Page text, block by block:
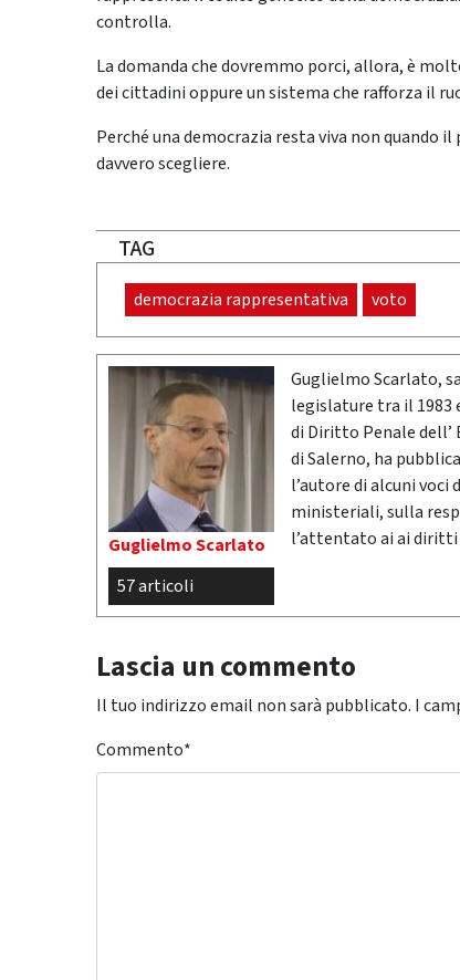
controlla.
La domanda che dovremmo porci, allora, è
dei cittadini oppure un sistema che rafforza il
Perché una democrazia resta viva non quando
davvero scegliere.
TAG
democrazia rappresentativa voto
Guglielmo Scarlato
57 articoli
Guglielmo Scarlato,
legislature tra il 1983
di Diritto Penale dell’
di Salerno, ha
l’autore di alcuni voci
ministeriali, sulla
l’attentato ai ai
Lascia un commento
Il tuo indirizzo email non sarà pubblicato. I
Commento*